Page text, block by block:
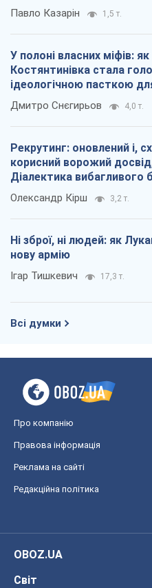
Павло Казарін 1,5 т.
У полоні власних міфів: як
Костянтинівка стала
ідеологічною пасткою
окупантів
Дмитро Снєгирьов 4,0 т.
Рекрутинг: оновлений і,
корисний ворожий
Діалектика вибагливого
Олександр Кірш 3,2 т.
Ні зброї, ні людей: як
нову армію
Ігар Тишкевич 17,3 т.
Всі думки
Про компанію
Правова інформація
Реклама на сайті
Редакційна політика
OBOZ.UA
Світ